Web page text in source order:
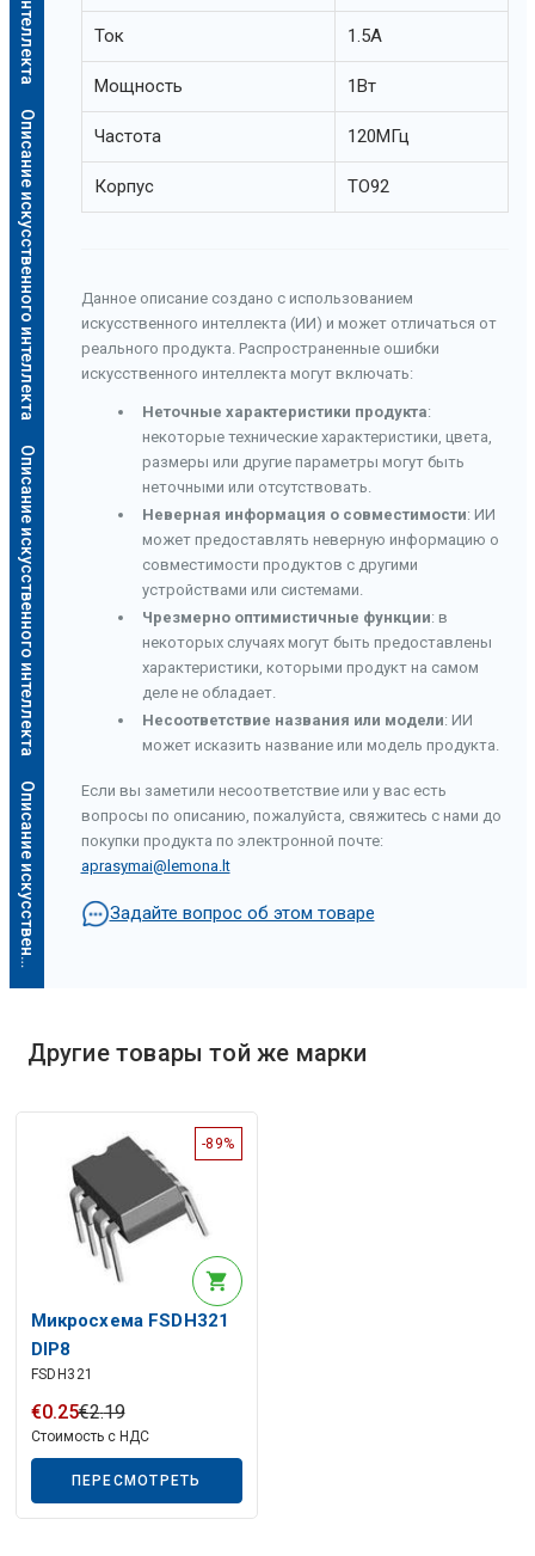
Описание искусственного интеллекта
Описание искусственного интеллекта
О
п
и
с
а
н
и
е
и
с
к
у
с
с
т
в
е
н
н
о
г
о
и
н
т
е
л
л
е
к
т
а
Описание искусственного интеллекта
Ток 1.5А
Мощность 1Вт
Частота 120МГц
Корпус TO92
Данное описание создано с использованием
искусственного интеллекта (ИИ) и может отличаться от
реального продукта. Распространенные ошибки
искусственного интеллекта могут включать:
Неточные характеристики продукта:
некоторые технические характеристики, цвета,
размеры или другие параметры могут быть
неточными или отсутствовать.
Неверная информация о совместимости: ИИ
может предоставлять неверную информацию о
совместимости продуктов с другими
устройствами или системами.
Чрезмерно оптимистичные функции: в
некоторых случаях могут быть предоставлены
характеристики, которыми продукт на самом
деле не обладает.
Несоответствие названия или модели: ИИ
может исказить название или модель продукта.
Если вы заметили несоответствие или у вас есть
вопросы по описанию, пожалуйста, свяжитесь с нами до
покупки продукта по электронной почте:
aprasymai@lemona.lt
Задайте вопрос об этом товаре
Другие товары той же марки
-89%
Микросхема FSDH321
DIP8
FSDH321
€0.25€2.19
Стоимость с НДС
ПЕРЕСМОТРЕТЬ